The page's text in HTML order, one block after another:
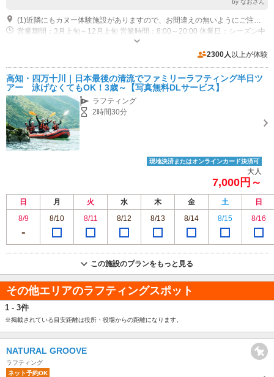
by なおさん
営業期間：3月上旬～12月上旬 営業時間：8:00～20:00 休業日：シーズン中
2300人 以上が体験
高知・四万十川｜日本最後の清流でファミリーラフティング半日ツ
アー 泳げなくてもOK！3歳～【写真無料DLサービス】
ラフティング
2時間30分
現地決済またはオンラインカード決済可
大人
7,000円～
日 月 火 水 木 金 土
日
8/9
8/10 8/11 8/12 8/13 8/14 8/15 8/16
この施設のプランをもっと見る
その他エリアのラフティングスポット
1 - 3件
※掲載されている目安距離は役所・役場からの距離になります。
NATURAL GROOVE
ラフティング
ネット予約OK